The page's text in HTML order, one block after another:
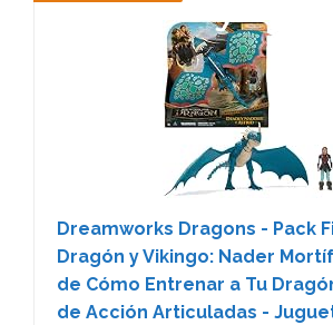
Dreamworks Dragons - Pack
Dragón y Vikingo: Nader
de Cómo Entrenar a Tu
de Acción Articuladas -